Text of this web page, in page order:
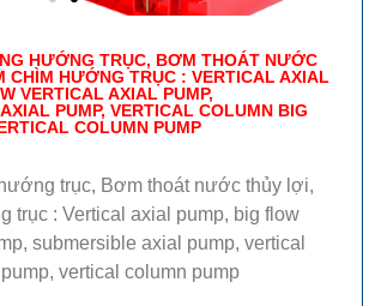
HƯỚNG TRỤC, BƠM THOÁT NƯỚC
CHÌM HƯỚNG TRỤC : VERTICAL AXIAL
VERTICAL AXIAL PUMP,
PUMP, VERTICAL COLUMN BIG
COLUMN PUMP
trục, Bơm thoát nước thủy lợi,
trục : Vertical axial pump, big flow
submersible axial pump, vertical
vertical column pump